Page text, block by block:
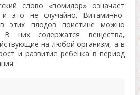
слово «помидор» означает
и это не случайно. Витаминно-
этих плодов поистине можно
В них содержатся вещества,
на любой организм, а в
и развитие ребенка в период